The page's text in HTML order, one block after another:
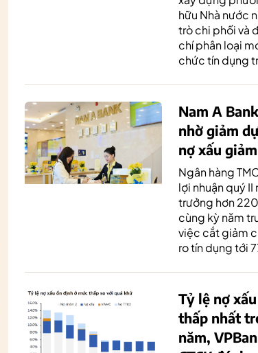
hữu Nhà nước
trò chi phối và
chí phân loại
chức tín dụng
Nam A
nhờ giảm
nợ xấu
Ngân hàng
lợi nhuận quý
trưởng hơn
cùng kỳ năm
việc cắt giảm
ro tín dụng tới
Tỷ lệ nợ
thấp nhất
năm,